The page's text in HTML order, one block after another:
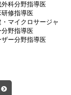
外科分野指導医
研修指導医
・マイクロサージャ
分野指導医
ザー分野指導医